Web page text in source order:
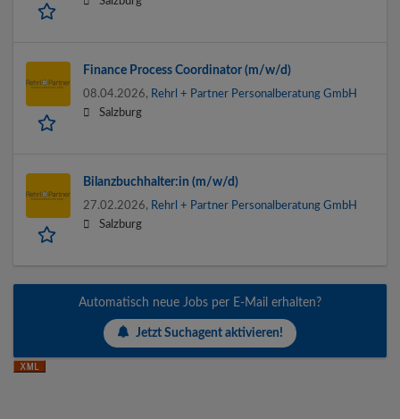
Finance Process Coordinator (m/w/d)
08.04.2026, Rehrl + Partner Personalberatung GmbH
Salzburg
Bilanzbuchhalter:in (m/w/d)
27.02.2026, Rehrl + Partner Personalberatung GmbH
Salzburg
Automatisch neue Jobs per E-Mail erhalten?
Jetzt Suchagent aktivieren!